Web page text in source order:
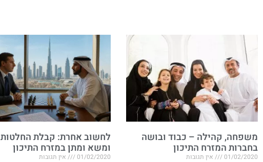
משפחה, קהילה – כבוד ובושה
בחברות המזרח התיכון
01/02/2020 אין תגובות
לחשוב אחרת: קבלת החלטות
ומשא ומתן במזרח התיכון
01/02/2020 אין תגובות